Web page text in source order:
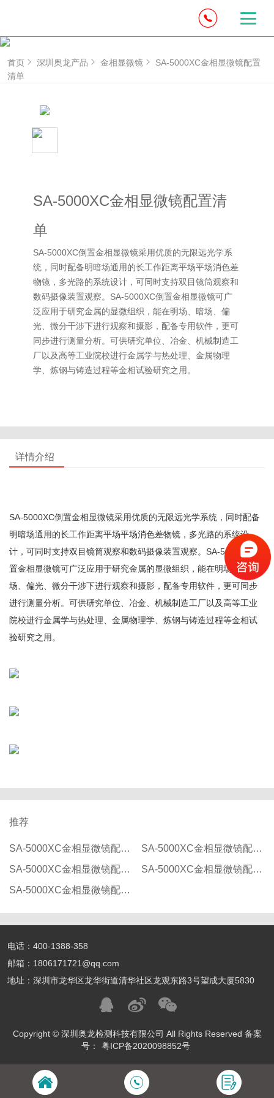
首页 深圳奥龙产品 金相显微镜
SA-5000XC金相显微镜配置
清单
SA-5000XC金相显微镜配置清
单
SA-5000XC倒置金相显微镜采用优质的无限远光学系
统，同时配备明暗场通用的长工作距离平场平场消色差
物镜，多光路的系统设计，可同时支持双目镜筒观察和
数码摄像装置观察。SA-5000XC倒置金相显微镜可广
泛应用于研究金属的显微组织，能在明场、暗场、偏
光、微分干涉下进行观察和摄影，配备专用软件，更可
同步进行测量分析。可供研究单位、冶金、机械制造工
厂以及高等工业院校进行金属学与热处理、金属物理
学、炼钢与铸造过程等金相试验研究之用。
推荐
SA-5000XC金相显微镜配置清单
SA-5000XC金相显微镜配置清单
SA-5000XC金相显微镜配置清单
SA-5000XC金相显微镜配置清单
SA-5000XC金相显微镜配置清单
详情介绍
SA-5000XC倒置金相显微镜采用优质的无限远光学系统，同时配备
明暗场通用的长工作距离平场平场消色差物镜，多光路的系统设
计，可同时支持双目镜筒观察和数码摄像装置观察。SA-5000XC倒
置金相显微镜可广泛应用于研究金属的显微组织，能在明场、暗
场、偏光、微分干涉下进行观察和摄影，配备专用软件，更可同步
进行测量分析。可供研究单位、冶金、机械制造工厂以及高等工业
院校进行金属学与热处理、金属物理学、炼钢与铸造过程等金相试
验研究之用。
电话：400-1388-358
邮箱：1806171721@qq.com
地址：深圳市龙华区龙华街道清华社区龙观东路3号望成大厦5830
Copyright © 深圳奥龙检测科技有限公司 All Rights Reserved 备案
号：
粤ICP备2020098852号